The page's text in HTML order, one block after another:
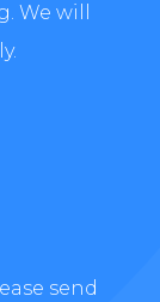
We will
send